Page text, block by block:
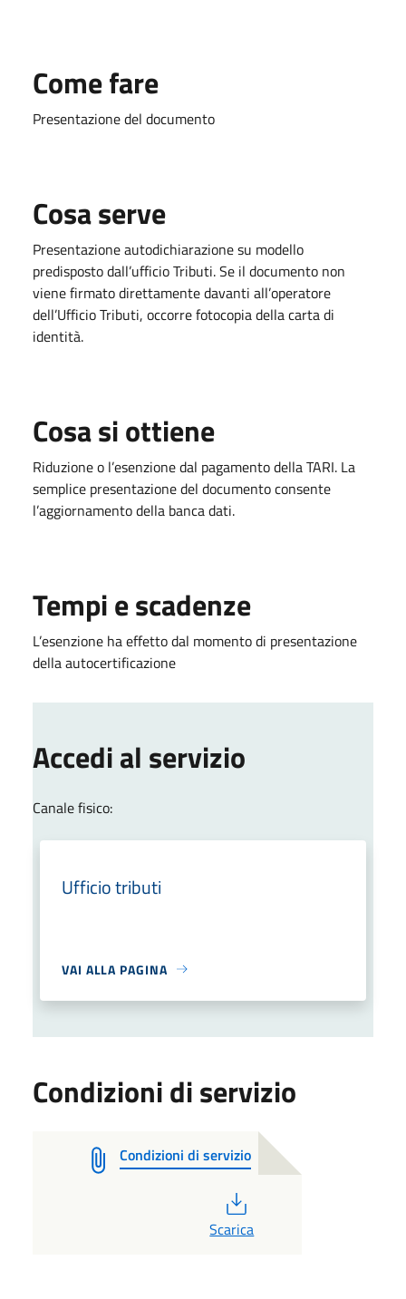
Come fare
Presentazione del documento
Cosa serve
Presentazione autodichiarazione su modello
predisposto dall’ufficio Tributi. Se il documento non
viene firmato direttamente davanti all’operatore
dell’Ufficio Tributi, occorre fotocopia della carta di
identità.
Cosa si ottiene
Riduzione o l’esenzione dal pagamento della TARI. La
semplice presentazione del documento consente
l’aggiornamento della banca dati.
Tempi e scadenze
L’esenzione ha effetto dal momento di presentazione
della autocertificazione
Accedi al servizio
Canale fisico:
Ufficio tributi
VAI ALLA PAGINA
Condizioni di servizio
Condizioni di servizio
Scarica